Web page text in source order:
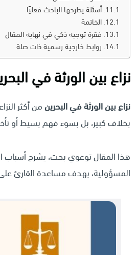
أسئلة يطرحها الباحث فعليًا
الخاتمة
فقرة توجيه ذكي في نهاية المقال
روابط خارجية رسمية ذات صلة
نزاع بين الورثة في
نزاع بين الورثة في البحرينمن أكثر
بخلاف كبير، بل بسوء فهم بسيط أو
هذا المقال توعوي بحت، يشرح أسباب
المسؤولية، بهدف مساعدة القارئ